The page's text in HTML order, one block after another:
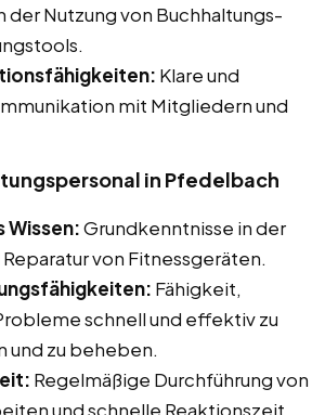
der Nutzung von Buchhaltungs-
Klare und
mit Mitgliedern und
in Pfedelbach
Wissen:Grundkenntnisse in der
von Fitnessgeräten.
Fähigkeit,
schnell und effektiv zu
und zu beheben.
Regelmäßige Durchführung von
und schnelle Reaktionszeit